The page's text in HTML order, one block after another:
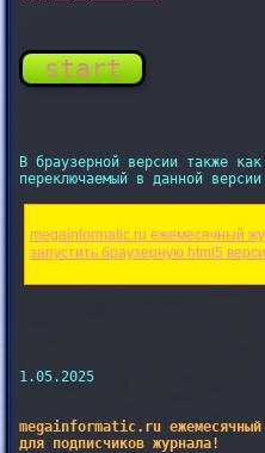
start
В браузерной версии также
переключаемый в данной
megainformatic.ru ежемесячный
1.05.2025
megainformatic.ru
для подписчиков журнала!